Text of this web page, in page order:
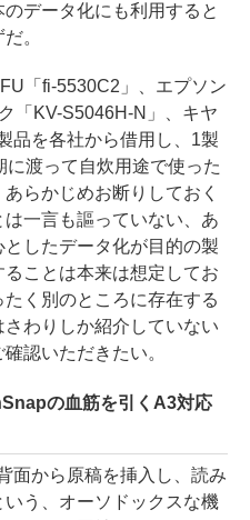
データ化にも利用すると
。
「fi-5530C2」、エプソン
「KV-S5046H-N」、キヤ
品を各社から借用し、1製
渡って自炊用途で使った
らかじめお断りしておく
一言も謳っていない、あ
したデータ化が目的の製
ことは本来は想定してお
く別のところに存在する
わりしか紹介していない
認いただきたい。
の血筋を引くA3対応
から原稿を挿入し、読み
う、オーソドックスな機